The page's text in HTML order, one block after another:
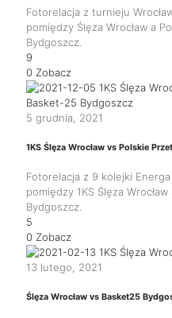
Fotorelacja z turnieju
pomiędzy Ślęza Wrocław a
Bydgoszcz.
9
0 Zobacz
5 grudnia, 2021
1KS Ślęza Wrocław vs Polskie
Fotorelacja z 9 kolejki
pomiędzy 1KS Ślęza
Bydgoszcz.
5
0 Zobacz
13 lutego, 2021
Ślęza Wrocław vs Basket25